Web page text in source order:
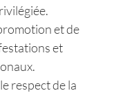
et de
et
respect de la